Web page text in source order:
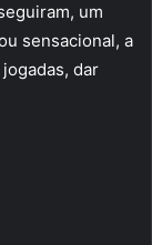
um
sensacional, a
dar